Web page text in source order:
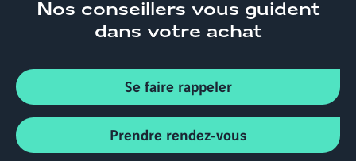
Nos conseillers vous guident
dans votre achat
Se faire rappeler
Prendre rendez-vous